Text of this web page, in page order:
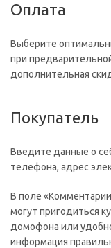
Оплата
Выберите
при
дополнительная
Покупатель
Введите данные о
телефона, адрес
В поле
могут пригодиться
домофона или
информация